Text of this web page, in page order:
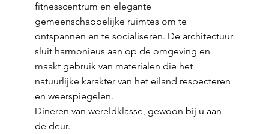
fitnesscentrum en elegante
gemeenschappelijke ruimtes om te
ontspannen en te socialiseren. De architectuur
sluit harmonieus aan op de omgeving en
maakt gebruik van materialen die het
natuurlijke karakter van het eiland respecteren
en weerspiegelen.
Dineren van wereldklasse, gewoon bij u aan
de deur.